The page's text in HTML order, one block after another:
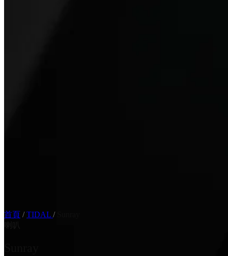
首頁 / TIDAL /